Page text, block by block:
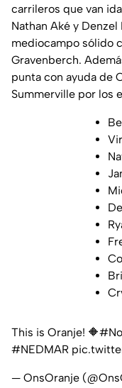
carrileros que van
Nathan Aké y
mediocampo sólido
Gravenberch.
punta con ayuda de
Summerville por los
This is Oranje! 🔶
#NEDMAR
— OnsOranje